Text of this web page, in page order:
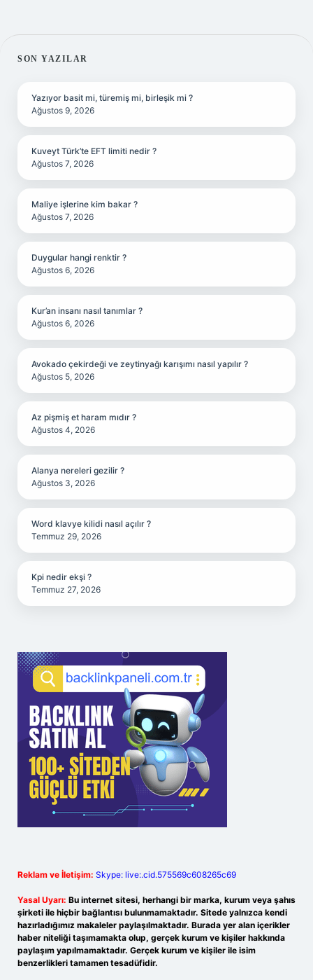
SIDEBAR
SON YAZILAR
Yazıyor basit mi, türemiş mi, birleşik mi ?
Ağustos 9, 2026
Kuveyt Türk’te EFT limiti nedir ?
Ağustos 7, 2026
Maliye işlerine kim bakar ?
Ağustos 7, 2026
Duygular hangi renktir ?
Ağustos 6, 2026
Kur’an insanı nasıl tanımlar ?
Ağustos 6, 2026
Avokado çekirdeği ve zeytinyağı karışımı nasıl yapılır ?
Ağustos 5, 2026
Az pişmiş et haram mıdır ?
Ağustos 4, 2026
Alanya nereleri gezilir ?
Ağustos 3, 2026
Word klavye kilidi nasıl açılır ?
Temmuz 29, 2026
Kpi nedir ekşi ?
Temmuz 27, 2026
Reklam ve İletişim: Skype: live:.cid.575569c608265c69
Yasal Uyarı: Bu internet sitesi, herhangi bir marka, kurum veya şahıs
şirketi ile hiçbir bağlantısı bulunmamaktadır. Sitede yalnızca kendi
hazırladığımız makaleler paylaşılmaktadır. Burada yer alan içerikler
haber niteliği taşımamakta olup, gerçek kurum ve kişiler hakkında
paylaşım yapılmamaktadır. Gerçek kurum ve kişiler ile isim
benzerlikleri tamamen tesadüfidir.